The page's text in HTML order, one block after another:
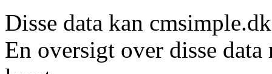
Disse data kan
En oversigt over disse